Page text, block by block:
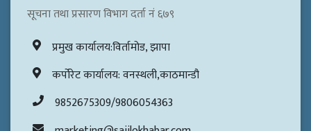
सूचना तथा प्रसारण विभाग दर्ता नं ६७९
प्रमुख कार्यालय:विर्तामोड, झापा
कर्पोरेट कार्यालय: वनस्थली,काठमान्डौ
9852675309/9806054363